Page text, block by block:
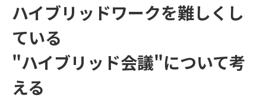
ハイブリッドワークを難しくし
ている
"ハイブリッド会議"について考
える